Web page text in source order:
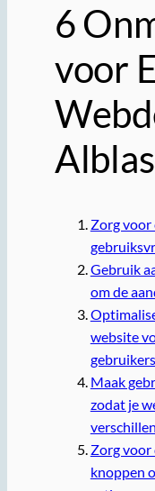
6
voor
Zorg voor
Gebruik
om de
website
Maak
zodat je
Zorg
knoppen